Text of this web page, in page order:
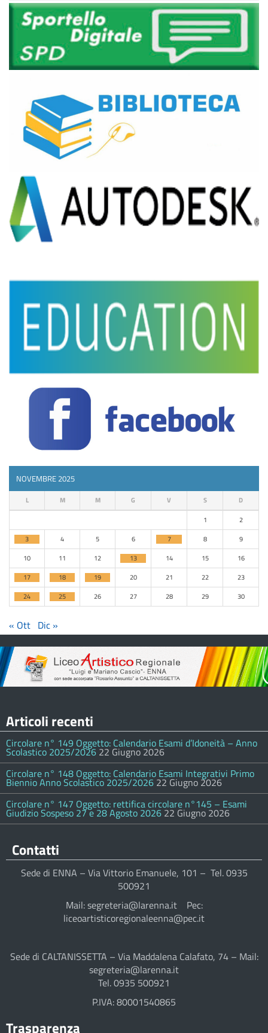
NOVEMBRE 2025
L M M G V S D
1
2
3
4 5 6 7 8
9
10
11 12 13 14 15
16
17
18 19 20 21 22
23
24
25 26 27 28 29 30
« Ott Dic »
Articoli recenti
Circolare n° 149 Oggetto: Calendario Esami d’Idoneità – Anno
Scolastico 2025/2026 22 Giugno 2026
Circolare n° 148 Oggetto: Calendario Esami Integrativi Primo
Biennio Anno Scolastico 2025/2026 22 Giugno 2026
Circolare n° 147 Oggetto: rettifica circolare n°145 – Esami
Giudizio Sospeso 27 e 28 Agosto 2026 22 Giugno 2026
Contatti
Sede di ENNA – Via Vittorio Emanuele, 101 – Tel. 0935
500921
Mail: segreteria@larenna.it Pec:
liceoartisticoregionaleenna@pec.it
Sede di CALTANISSETTA – Via Maddalena Calafato, 74 – Mail:
segreteria@larenna.it
Tel. 0935 500921
P.IVA: 80001540865
Trasparenza